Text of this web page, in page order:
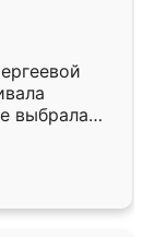
выбрала
потом
объяснил
с